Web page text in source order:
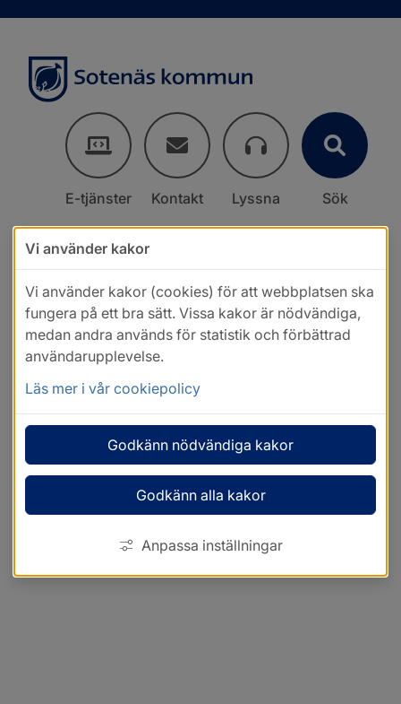
E-tjänster Kontakt Lyssna Sök
Vi använder kakor
Vi använder kakor (cookies) för att webbplatsen ska
fungera på ett bra sätt. Vissa kakor är nödvändiga,
medan andra används för statistik och förbättrad
användarupplevelse.
Läs mer i vår cookiepolicy
Godkänn nödvändiga kakor
Godkänn alla kakor
Anpassa inställningar